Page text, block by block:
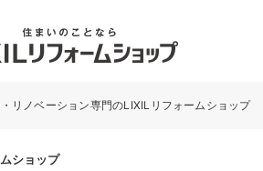
フォーム事例を探す
リフォームショップについて
リノベーション専門のLIXILリフォームショップ
ショップ